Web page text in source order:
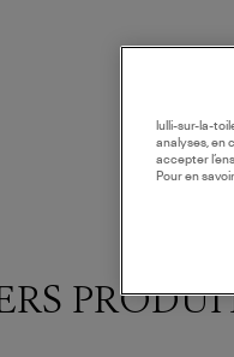
lulli-sur-la-
analyses, en
accepter
Pour en